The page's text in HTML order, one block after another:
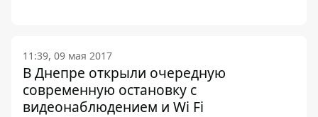
11:39, 09 мая 2017
В Днепре открыли очередную
современную остановку с
видеонаблюдением и Wi Fi